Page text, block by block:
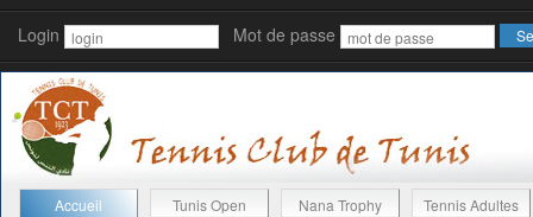
Login Mot de passe
Accueil Tunis Open Nana Trophy Tennis Adultes